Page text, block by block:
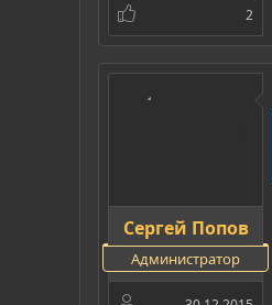
2
Сергей Попов
Администратор